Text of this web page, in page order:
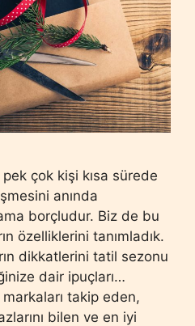
çok kişi kısa sürede
anında
borçludur. Biz de bu
özelliklerini tanımladık.
dikkatlerini tatil sezonu
dair ipuçları…
takip eden,
bilen ve en iyi